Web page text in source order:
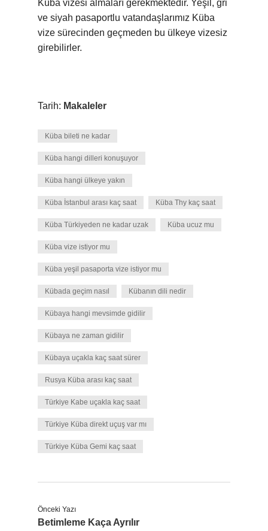
Küba vizesi almaları gerekmektedir. Yeşil, gri
ve siyah pasaportlu vatandaşlarımız Küba
vize sürecinden geçmeden bu ülkeye vizesiz
girebilirler.
Tarih: Makaleler
Küba bileti ne kadar
Küba hangi dilleri konuşuyor
Küba hangi ülkeye yakın
Küba İstanbul arası kaç saat Küba Thy kaç saat
Küba Türkiyeden ne kadar uzak Küba ucuz mu
Küba vize istiyor mu
Küba yeşil pasaporta vize istiyor mu
Kübada geçim nasıl Kübanın dili nedir
Kübaya hangi mevsimde gidilir
Kübaya ne zaman gidilir
Kübaya uçakla kaç saat sürer
Rusya Küba arası kaç saat
Türkiye Kabe uçakla kaç saat
Türkiye Küba direkt uçuş var mı
Türkiye Küba Gemi kaç saat
Önceki Yazı
Betimleme Kaça Ayrılır